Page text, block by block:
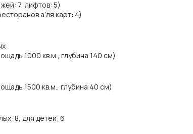
7, лифтов: 5)
а’ля карт: 4)
1000 кв.м., глубина 140 см)
1500 кв.м., глубина 40 см)
8, для детей: 6